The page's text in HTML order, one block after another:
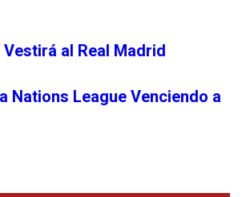
al Real Madrid
Nations League Venciendo a